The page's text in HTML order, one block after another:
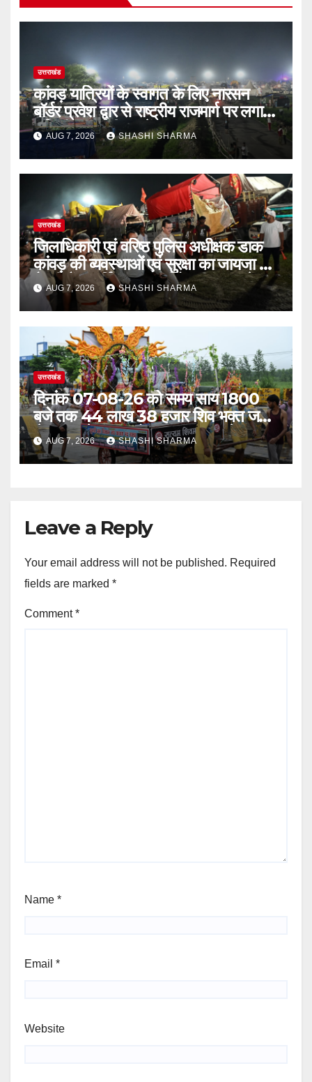
उत्तराखंड
कांवड़ यात्रियों के स्वागत के लिए नारसन
बॉर्डर प्रवेश द्वार से राष्ट्रीय राजमार्ग पर लगाई
गई रंगीन एलईडी लाइटें
AUG 7, 2026 SHASHI SHARMA
उत्तराखंड
जिलाधिकारी एवं वरिष्ठ पुलिस अधीक्षक डाक
कांवड़ की व्यवस्थाओं एवं सुरक्षा का जायजा लेने
बैरागी कैंप पार्किंग स्थल जीरो ग्राउंड पर देर
रात्रि पहुंचे
AUG 7, 2026 SHASHI SHARMA
उत्तराखंड
दिनांक 07-08-26 को समय साय 1800
बजे तक 44 लाख 38 हजार शिव भक्त जल
लेकर अपने गंतव्य को प्रस्थान कर चुके
AUG 7, 2026 SHASHI SHARMA
Leave a Reply
Your email address will not be published. Required
fields are marked *
Comment*
Name *
Email *
Website